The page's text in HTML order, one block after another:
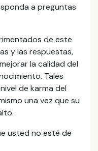
a preguntas
de este
y las respuestas,
la calidad del
Tales
de karma del
una vez que su
usted no esté de